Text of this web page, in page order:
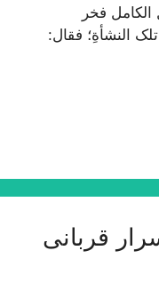
الکامل فخر
النشأةِ؛ فقال:
قربانی